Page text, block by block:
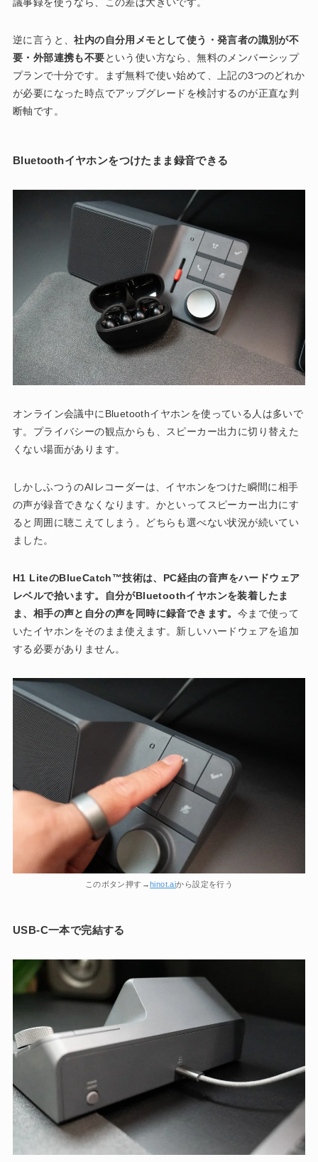
逆に言うと、社内の自分用メモとして使う・発言者の識別が不
要・外部連携も不要という使い方なら、無料のメンバーシップ
プランで十分です。まず無料で使い始めて、上記の3つのどれか
が必要になった時点でアップグレードを検討するのが正直な判
断軸です。
Bluetoothイヤホンをつけたまま録音できる
オンライン会議中にBluetoothイヤホンを使っている人は多いで
す。プライバシーの観点からも、スピーカー出力に切り替えた
くない場面があります。
しかしふつうのAIレコーダーは、イヤホンをつけた瞬間に相手
の声が録音できなくなります。かといってスピーカー出力にす
ると周囲に聴こえてしまう。どちらも選べない状況が続いてい
ました。
H1 LiteのBlueCatch™技術は、PC経由の音声をハードウェア
レベルで拾います。自分がBluetoothイヤホンを装着したま
ま、相手の声と自分の声を同時に録音できます。 今まで使って
いたイヤホンをそのまま使えます。新しいハードウェアを追加
する必要がありません。
このボタン押す→hinot.aiから設定を行う
USB-C一本で完結する